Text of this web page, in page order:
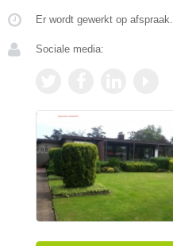
Er wordt gewerkt op afspraak.
Sociale media: